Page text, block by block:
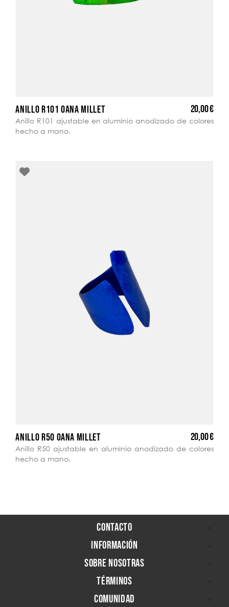
ANILLO R101 OANA MILLET 20,00 €
Anillo R101 ajustable en aluminio anodizado de colores
hecho a mano.
ANILLO R50 OANA MILLET 20,00 €
Anillo R50 ajustable en aluminio anodizado de colores
hecho a mano.
CONTACTO
INFORMACIÓN
SOBRE NOSOTRAS
TÉRMINOS
COMUNIDAD